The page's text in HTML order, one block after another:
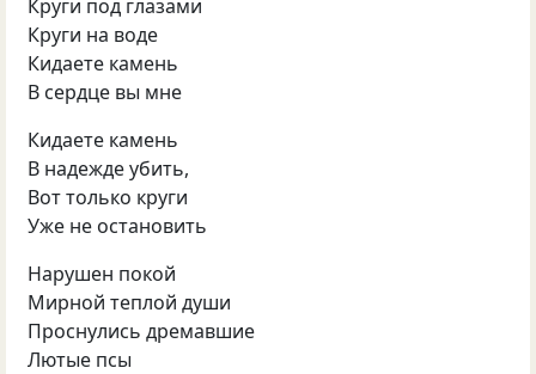
Круги под глазами
Круги на воде
Кидаете камень
В сердце вы мне
Кидаете камень
В надежде убить,
Вот только круги
Уже не остановить
Нарушен покой
Мирной теплой души
Проснулись дремавшие
Лютые псы